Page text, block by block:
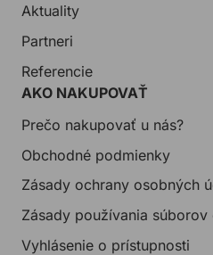
Aktuality
Partneri
Referencie
AKO NAKUPOVAŤ
Prečo nakupovať u nás?
Obchodné podmienky
Zásady ochrany osobných
Zásady používania súborov
Vyhlásenie o prístupnosti